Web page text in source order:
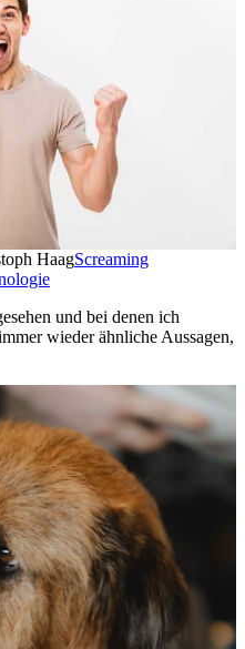
HaagScreaming
und bei denen ich
wieder ähnliche Aussagen,